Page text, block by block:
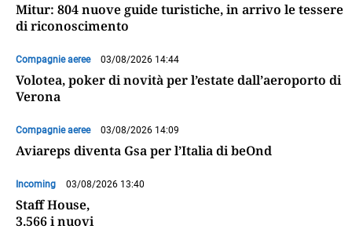
Mitur: 804 nuove guide turistiche, in arrivo le tessere
di riconoscimento
Compagnie aeree 03/08/2026 14:44
Volotea, poker di novità per l’estate dall’aeroporto di
Verona
Compagnie aeree 03/08/2026 14:09
Aviareps diventa Gsa per l’Italia di beOnd
Incoming 03/08/2026 13:40
Staff House,
3.566 i nuovi